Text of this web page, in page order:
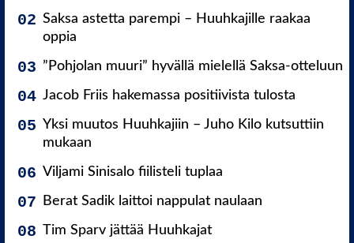
Saksa astetta parempi – Huuhkajille raakaa
oppia
”Pohjolan muuri” hyvällä mielellä Saksa-otteluun
Jacob Friis hakemassa positiivista tulosta
Yksi muutos Huuhkajiin – Juho Kilo kutsuttiin
mukaan
Viljami Sinisalo fiilisteli tuplaa
Berat Sadik laittoi nappulat naulaan
Tim Sparv jättää Huuhkajat